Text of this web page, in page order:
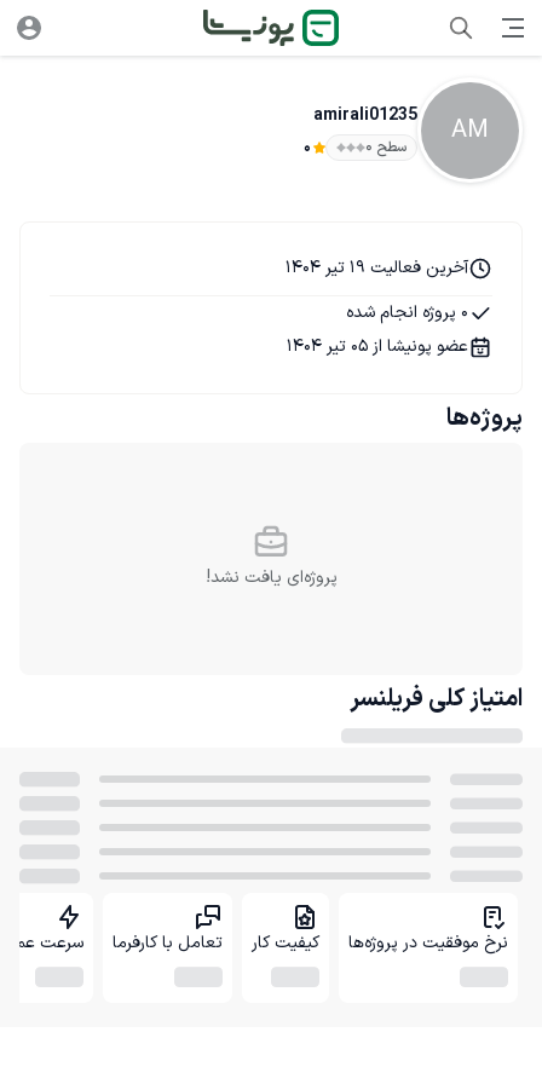
AM
amirali01235
سطح ۰ 0
آخرین فعالیت 19 تیر 1404
0 پروژه انجام شده
عضو پونیشا از 05 تیر 1404
پروژه‌ها
پروژه‌ای یافت نشد!
امتیاز کلی فریلنسر
نرخ موفقیت در پروژه‌ها کیفیت کار تعامل با کارفرما سرعت عمل